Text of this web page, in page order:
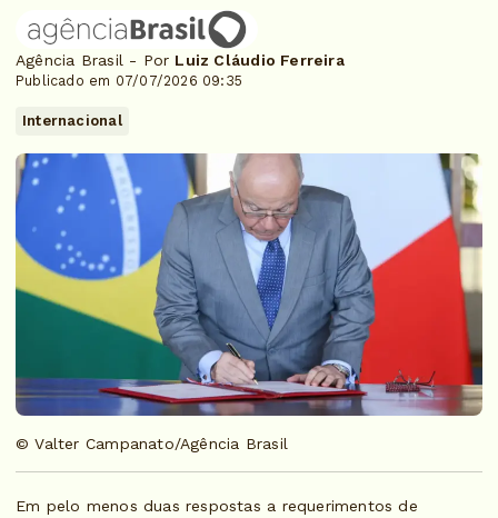
Agência Brasil - Por Luiz Cláudio Ferreira
Publicado em 07/07/2026 09:35
Internacional
© Valter Campanato/Agência Brasil
Em pelo menos duas respostas a requerimentos de